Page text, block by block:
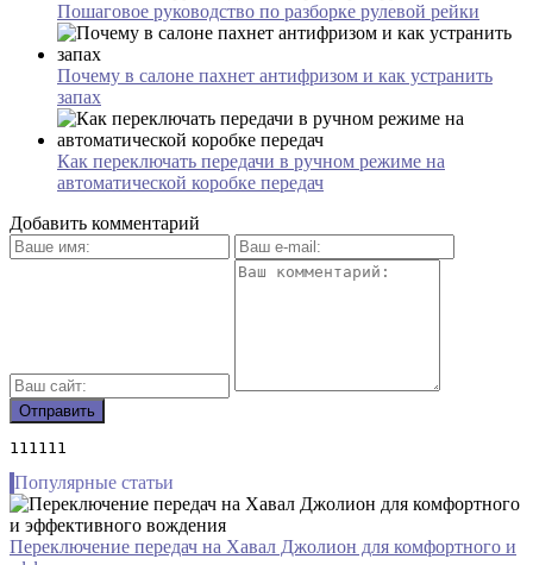
Пошаговое руководство по разборке рулевой рейки
Почему в салоне пахнет антифризом и как устранить
запах
Как переключать передачи в ручном режиме на
автоматической коробке передач
Добавить комментарий
111111
Популярные статьи
Переключение передач на Хавал Джолион для комфортного и